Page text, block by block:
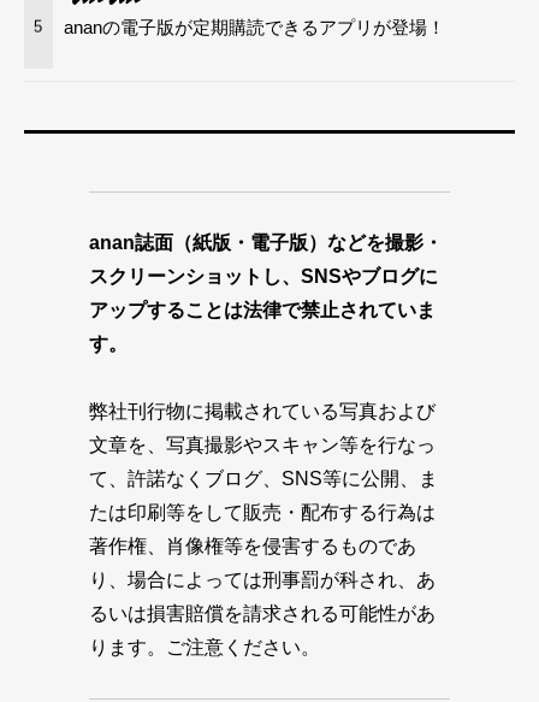
5 ananの電子版が定期購読できるアプリが登場！
anan誌面（紙版・電子版）などを撮影・
スクリーンショットし、SNSやブログに
アップすることは法律で禁止されていま
す。
弊社刊行物に掲載されている写真および
文章を、写真撮影やスキャン等を行なっ
て、許諾なくブログ、SNS等に公開、ま
たは印刷等をして販売・配布する行為は
著作権、肖像権等を侵害するものであ
り、場合によっては刑事罰が科され、あ
るいは損害賠償を請求される可能性があ
ります。ご注意ください。